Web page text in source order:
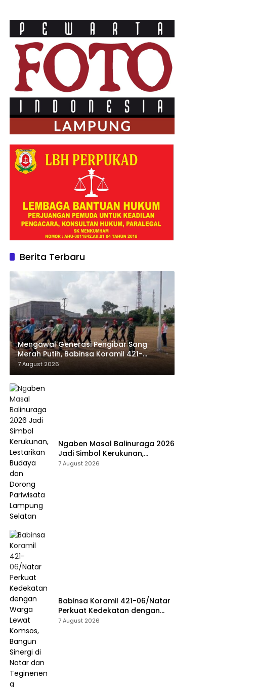
Berita Terbaru
Mengawal Generasi Pengibar Sang
Merah Putih, Babinsa Koramil 421-
06/Natar Gembleng Paskibra di Dua
Kecamatan Jelang HUT RI ke-81
7 August 2026
Ngaben Masal Balinuraga 2026
Jadi Simbol Kerukunan,
Lestarikan Budaya dan Dorong
7 August 2026
Babinsa Koramil 421-06/Natar
Perkuat Kedekatan dengan
Warga Lewat Komsos, Bangun
7 August 2026